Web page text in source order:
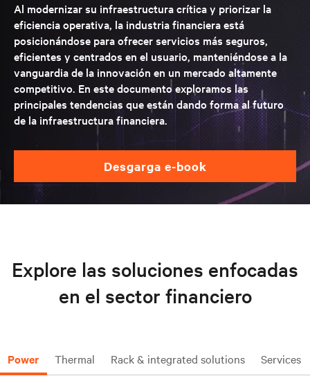
Al modernizar su infraestructura crítica y priorizar la
eficiencia operativa, la industria financiera está
posicionándose para ofrecer servicios más seguros,
eficientes y centrados en el usuario, manteniéndose a la
vanguardia de la innovación en un mercado altamente
competitivo. En este documento exploramos las
principales tendencias que están dando forma al futuro
de la infraestructura financiera.
desgarga e-book
Explore las soluciones enfocadas
en el sector financiero
Power Thermal Rack & integrated solutions Services